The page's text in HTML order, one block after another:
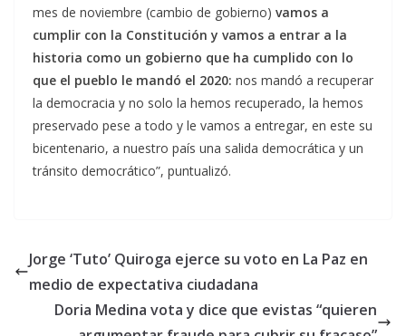
mes de noviembre (cambio de gobierno) vamos a
cumplir con la Constitución y vamos a entrar a la
historia como un gobierno que ha cumplido con lo
que el pueblo le mandó el 2020: nos mandó a recuperar
la democracia y no solo la hemos recuperado, la hemos
preservado pese a todo y le vamos a entregar, en este su
bicentenario, a nuestro país una salida democrática y un
tránsito democrático”, puntualizó.
Jorge ‘Tuto’ Quiroga ejerce su voto en La Paz en
medio de expectativa ciudadana
Doria Medina vota y dice que evistas “quieren